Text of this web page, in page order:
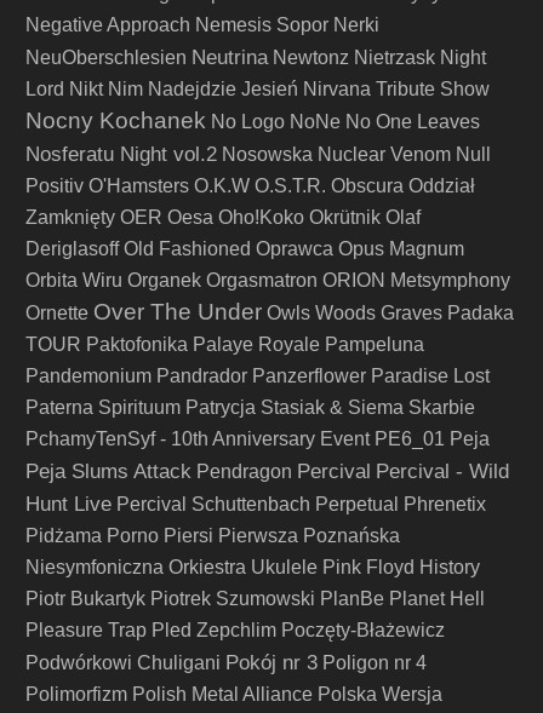
Negative Approach Nemesis Sopor Nerki
NeuOberschlesien Neutrina Newtonz Nietrzask Night
Lord Nikt Nim Nadejdzie Jesień Nirvana Tribute Show
Nocny Kochanek No Logo NoNe No One Leaves
Nosferatu Night vol.2 Nosowska Nuclear Venom Null
Positiv O'Hamsters O.K.W O.S.T.R. Obscura Oddział
Zamknięty OER Oesa Oho!Koko Okrütnik Olaf
Deriglasoff Old Fashioned Oprawca Opus Magnum
Orbita Wiru Organek Orgasmatron ORION Metsymphony
Ornette Over The Under Owls Woods Graves Padaka
TOUR Paktofonika Palaye Royale Pampeluna
Pandemonium Pandrador Panzerflower Paradise Lost
Paterna Spirituum Patrycja Stasiak & Siema Skarbie
PchamyTenSyf - 10th Anniversary Event PE6_01 Peja
Peja Slums Attack Pendragon Percival Percival - Wild
Hunt Live Percival Schuttenbach Perpetual
Phrenetix
Pidżama Porno Piersi Pierwsza Poznańska
Niesymfoniczna Orkiestra Ukulele Pink Floyd History
Piotr Bukartyk Piotrek Szumowski PlanBe Planet Hell
Pleasure Trap Pled Zepchlim Poczęty-Błażewicz
Podwórkowi Chuligani Pokój nr 3 Poligon nr 4
Polimorfizm Polish Metal Alliance Polska Wersja